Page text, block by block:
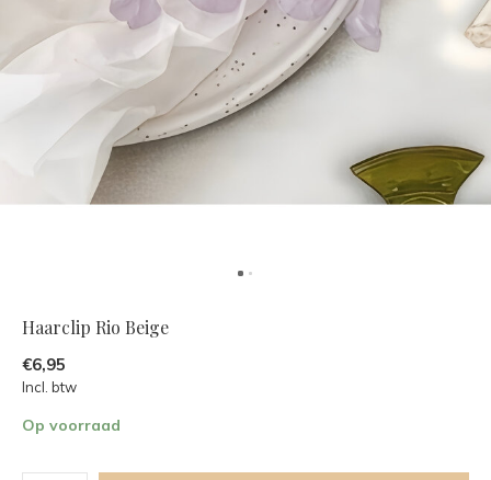
Haarclip Rio Beige
€6,95
Incl. btw
Op voorraad